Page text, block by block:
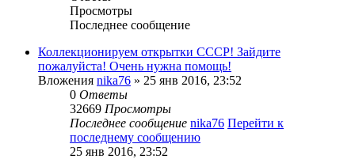
Просмотры
Последнее сообщение
Коллекционируем открытки СССР! Зайдите
пожалуйста! Очень нужна помощь!
Вложения nika76 » 25 янв 2016, 23:52
0 Ответы
32669 Просмотры
Последнее сообщение nika76 Перейти к
последнему сообщению
25 янв 2016, 23:52